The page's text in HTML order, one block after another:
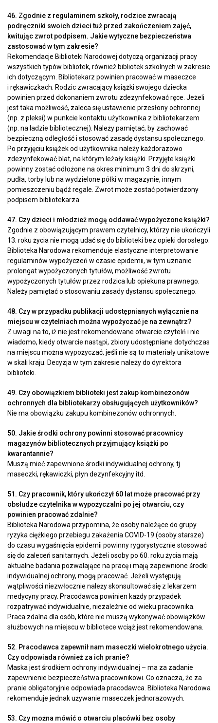
46. Zgodnie z regulaminem szkoły, rodzice zwracają
podręczniki swoich dzieci tuż przed zakończeniem zajęć,
kwitując zwrot podpisem. Jakie wytyczne bezpieczeństwa
zastosować w tym zakresie?
Rekomendacje Biblioteki Narodowej dotyczą organizacji pracy
wszystkich typów bibliotek, również bibliotek szkolnych w zakresie
ich dotyczącym. Bibliotekarz powinien pracować w maseczce
i rękawiczkach. Rodzic zwracający książki swojego dziecka
powinien przed dokonaniem zwrotu zdezynfekować ręce. Jeżeli
jest taka możliwość, zaleca się ustawienie przesłony ochronnej
(np. z pleksi) w punkcie kontaktu użytkownika z bibliotekarzem
(np. na ladzie bibliotecznej). Należy pamiętać, by zachować
bezpieczną odległość i stosować zasadę dystansu społecznego.
Po przyjęciu książek od użytkownika należy każdorazowo
zdezynfekować blat, na którym leżały książki. Przyjęte książki
powinny zostać odłożone na okres minimum 3 dni do skrzyni,
pudła, torby lub na wydzielone półki w magazynie, innym
pomieszczeniu bądź regale. Zwrot może zostać potwierdzony
podpisem bibliotekarza.
47. Czy dzieci i młodzież mogą oddawać wypożyczone książki?
Zgodnie z obowiązującym prawem czytelnicy, którzy nie ukończyli
13. roku życia nie mogą udać się do biblioteki bez opieki dorosłego.
Biblioteka Narodowa rekomenduje elastyczne interpretowanie
regulaminów wypożyczeń w czasie epidemii, w tym uznanie
prolongat wypożyczonych tytułów, możliwość zwrotu
wypożyczonych tytułów przez rodzica lub opiekuna prawnego.
Należy pamiętać o stosowaniu zasady dystansu społecznego.
48. Czy w przypadku publikacji udostępnianych wyłącznie na
miejscu w czytelniach można wypożyczać je na zewnątrz?
Z uwagi na to, iż nie jest rekomendowane otwarcie czytelń i nie
wiadomo, kiedy otwarcie nastąpi, zbiory udostępniane dotychczas
na miejscu można wypożyczać, jeśli nie są to materiały unikatowe
w skali kraju. Decyzja w tym zakresie należy do dyrektora
biblioteki.
49. Czy obowiązkiem biblioteki jest zakup kombinezonów
ochronnych dla bibliotekarzy obsługujących użytkowników?
Nie ma obowiązku zakupu kombinezonów ochronnych.
50. Jakie środki ochrony powinni stosować pracownicy
magazynów bibliotecznych przyjmujący książki po
kwarantannie?
Muszą mieć zapewnione środki indywidualnej ochrony, tj.
maseczki, rękawiczki, płyn dezynfekcyjny itd.
51. Czy pracownik, który ukończył 60 lat może pracować przy
obsłudze czytelnika w wypożyczalni po jej otwarciu, czy
powinien pracować zdalnie?
Biblioteka Narodowa przypomina, że osoby należące do grupy
ryzyka ciężkiego przebiegu zakażenia COVID-19 (osoby starsze)
do czasu wygaśnięcia epidemii powinny rygorystycznie stosować
się do zaleceń sanitarnych. Jeżeli osoby po 60. roku życia mają
aktualne badania pozwalające na pracę i mają zapewnione środki
indywidualnej ochrony, mogą pracować. Jeżeli występują
wątpliwości niezwłocznie należy skonsultować się z lekarzem
medycyny pracy. Pracodawca powinien każdy przypadek
rozpatrywać indywidualnie, niezależnie od wieku pracownika.
Praca zdalna dla osób, które nie muszą wykonywać obowiązków
służbowych na miejscu w bibliotece wciąż jest rekomendowana.
52. Pracodawca zapewnił nam maseczki wielokrotnego użycia.
Czy odpowiada również za ich pranie?
Maska jest środkiem ochrony indywidualnej – ma za zadanie
zapewnienie bezpieczeństwa pracownikowi. Co oznacza, że za
pranie obligatoryjnie odpowiada pracodawca. Biblioteka Narodowa
rekomenduje jednak używanie maseczek jednorazowych.
53. Czy można mówić o otwarciu placówki bez osoby